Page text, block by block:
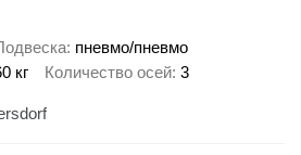
пневмо/пневмо
кг Количество осей 3